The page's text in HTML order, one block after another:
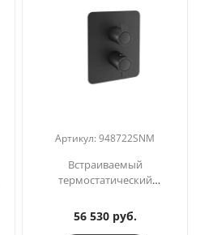
Артикул:948722SNM
Встраиваемый
термостатический
выхода BLAUTHERM
948722SNM черный
56 530 руб.